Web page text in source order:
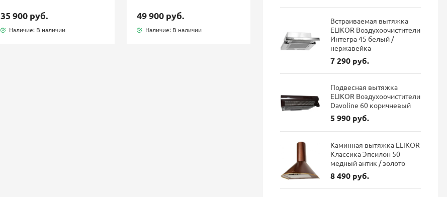
35 900 руб.
Наличие: В наличии
49 900 руб.
Наличие: В наличии
Наличие: В наличии
Наличие:
Встраиваемая вытяжка
ELIKOR Воздухоочистители
Интегра 45 белый /
нержавейка
7 290 руб.
Подвесная вытяжка
ELIKOR Воздухоочистители
Davoline 60 коричневый
5 990 руб.
Каминная вытяжка ELIKOR
Классика Эпсилон 50
медный антик / золото
8 490 руб.